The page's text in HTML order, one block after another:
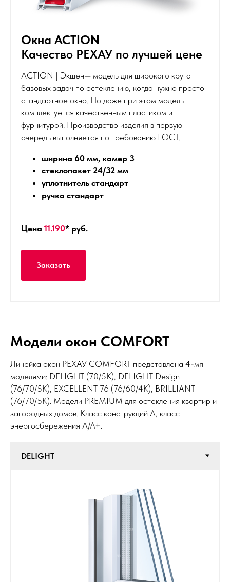
Окна ACTION
Качество РЕХАУ по лучшей цене
ACTION | Экшен— модель для широкого круга
базовых задач по остеклению, когда нужно просто
стандартное окно. Но даже при этом модель
комплектуется качественным пластиком и
фурнитурой. Производство изделия в первую
очередь выполняется по требованию ГОСТ.
ширина 60 мм, камер 3
стеклопакет 24/32 мм
уплотнитель стандарт
ручка стандарт
Цена 11.190* руб.
Заказать
Модели окон СOMFORT
Линейка окон РЕХАУ COMFORT представлена 4-мя
моделями: DELIGHT (70/5К), DELIGHT Design
(76/70/5К), EXCELLENT 76 (76/60/4К), BRILLIANT
(76/70/5K). Модели PREMIUM для остекления квартир и
загородных домов. Класс конструкций А, класс
энергосбережения А/А+.